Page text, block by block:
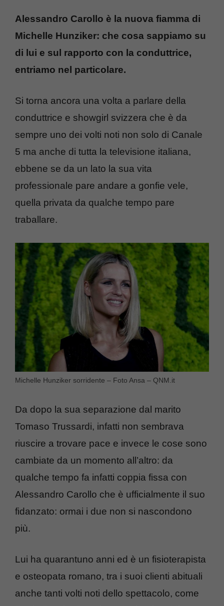
Alessandro Carollo è la nuova fiamma di
Michelle Hunziker: che cosa sappiamo su
di lui e sul rapporto con la conduttrice,
entriamo nel particolare.
Si torna ancora una volta a parlare della
conduttrice e showgirl svizzera che è da
sempre uno dei volti noti non solo di Canale
5 ma anche di tutta la televisione italiana,
ebbene se da un lato la sua vita
professionale pare andare a gonfie vele,
quella privata da qualche tempo pare
traballare.
Michelle Hunziker sorridente – Foto Ansa – QNM.it
Da dopo la sua separazione dal marito
Tomaso Trussardi, infatti non sembrava
riuscire a trovare pace e invece le cose sono
cambiate da un momento all’altro: da
qualche tempo fa infatti coppia fissa con
Alessandro Carollo che è ufficialmente il suo
fidanzato: ormai i due non si nascondono
più.
Lui ha quarantuno anni ed è un fisioterapista
e osteopata romano, tra i suoi clienti abituali
anche tanti volti noti dello spettacolo, come